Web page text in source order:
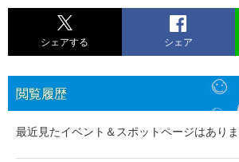
シェアする シェア
閲覧履歴
最近見たイベント＆スポットページはありま